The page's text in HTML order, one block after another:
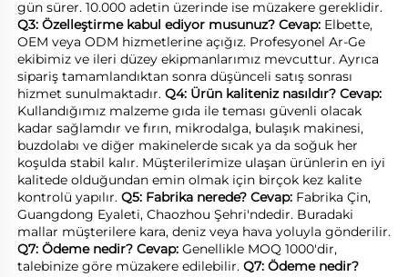
Q3: Özelleştirme kabul ediyor musunuz? Cevap: Elbette,
OEM veya ODM hizmetlerine açığız. Profesyonel Ar-Ge
ekibimiz ve ileri düzey ekipmanlarımız mevcuttur. Ayrıca
sipariş tamamlandıktan sonra düşünceli satış sonrası
hizmet sunulmaktadır. Q4: Ürün kaliteniz nasıldır?
Kullandığımız malzeme gıda ile teması güvenli olacak
kadar sağlamdır ve fırın, mikrodalga, bulaşık makinesi,
buzdolabı ve diğer makinelerde sıcak ya da soğuk her
koşulda stabil kalır. Müşterilerimize ulaşan ürünlerin en iyi
kalitede olduğundan emin olmak için birçok kez kalite
kontrolü yapılır. Q5: Fabrika nerede? Cevap: Fabrika Çin,
Guangdong Eyaleti, Chaozhou Şehri'ndedir. Buradaki
Q7: Ödeme nedir? Cevap: Genellikle MOQ 1000'dir,
talebinize göre müzakere edilebilir.